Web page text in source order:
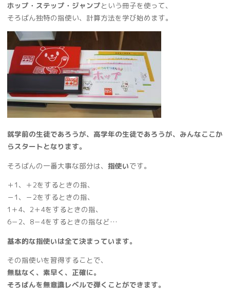
ホップ・ステップ・ジャンプという冊子を使って、
そろばん独特の指使い、計算方法を学び始めます。
就学前の生徒であろうが、高学年の生徒であろうが、みんなここか
らスタートとなります。
そろばんの一番大事な部分は、 指使いです。
＋1、＋2をするときの指、
－1、－2をするときの指、
1＋4、2＋4をするときの指、
6－2、8－4をするときの指など…
基本的な指使いは全て決まっています。
その指使いを習得することで、
無駄なく、素早く、正確に。
そろばんを無意識レベルで弾くことができます。